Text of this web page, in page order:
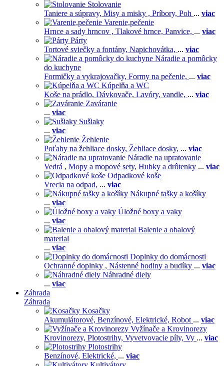
Stolovanie
Taniere a súpravy, Misy a misky , Príbory, Poh ... viac
Varenie,pečenie
Hrnce a sady hrncov , Tlakové hrnce, Panvice, ... viac
Párty
Tortové sviečky a fontány, Napichovátka, ... viac
Náradie a pomôcky
do kuchyne
Formičky a vykrajovačky, Formy na pečenie, ... viac
Kúpelňa a WC
Koše na prádlo, Dávkovače, Lavóry, vandle, ... viac
Zaváranie
... viac
Sušiaky
... viac
Žehlenie
Poťahy na žehliace dosky, Žehliace dosky, ... viac
Náradie na upratovanie
Vedrá , Mopy a mopové sety, Hubky a drôtenky ... viac
Odpadkové koše
Vrecia na odpad, ... viac
Nákupné tašky a košíky
... viac
Úložné boxy a vaky
... viac
Balenie a obalový
material
... viac
Doplnky do domácnosti
Ochranné doplnky , Nástenné hodiny a budíky ... viac
Náhradné diely
... viac
Záhrada
Záhrada
Kosačky
Akumulátorové, Benzínové, Elektrické, Robot ... viac
Vyžínače a Krovinorezy
Krovinorezy, Plotostrihy, Vyvetvovacie píly, Vy ... viac
Plotostrihy
Benzínové, Elektrické, ... viac